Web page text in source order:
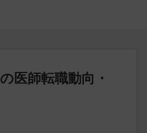
の医師転職動向・